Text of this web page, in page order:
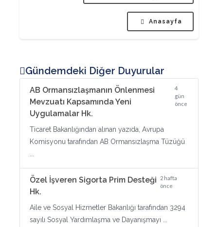
Anasayfa
Gündemdeki Diğer Duyurular
AB Ormansızlaşmanın Önlenmesi
Mevzuatı Kapsamında Yeni
Uygulamalar Hk.
4
gün
önce
Ticaret Bakanlığından alınan yazıda, Avrupa
Komisyonu tarafından AB Ormansızlaşma Tüzüğü
Özel İşveren Sigorta Prim Desteği
Hk.
2 hafta
önce
Aile ve Sosyal Hizmetler Bakanlığı tarafından 3294
sayılı Sosyal Yardımlaşma ve Dayanışmayı ...